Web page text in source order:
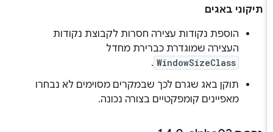
תיקוני באגים
הוספת נקודות עצירה חסרות לקבוצת נקודות
העצירה שמוגדרת כברירת מחדל
WindowSizeClass
.
תוקן באג שגרם לכך שבמקרים מסוימים לא נבחרו
מאפיינים קומפקטיים בצורה נכונה.